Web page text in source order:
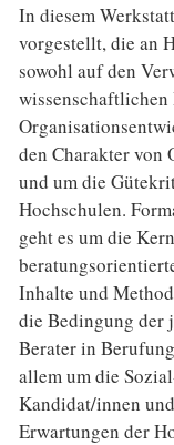
In diesem
vorgestellt, die an
sowohl auf den
wissenschaftlichen
den Charakter von
und um die
Hochschulen.
geht es um die
Inhalte und
die Bedingung der
Berater in
allem um die
Kandidat/innen
Erwartungen der